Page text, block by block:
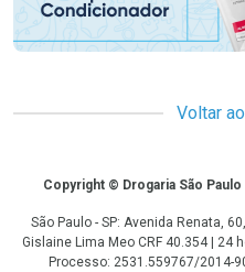
Voltar
CopyrightCopyright © Drogaria São
São Paulo - SP: Avenida Renata,
Gislaine Lima Meo CRF 40.354 |
Processo: 2531.559767/2014-